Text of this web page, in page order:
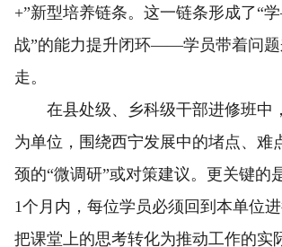
+”新型培养链条。这一链条形成了
战”的能力提升闭环——学员带着问题
走。
在县处级、乡科级干部进修班中
为单位，围绕西宁发展中的堵点、难
颈的“微调研”或对策建议。更关键的
1个月内，每位学员必须回到本单位
把课堂上的思考转化为推动工作的实